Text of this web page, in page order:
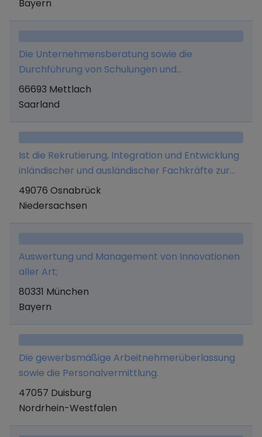
Bayern
Die Unternehmensberatung sowie die
Durchführung von Schulungen und
Qualitätssicherungsarbeiten
66693 Mettlach
Saarland
Ist die Rekrutierung, Integration und Entwicklung
inländischer und ausländischer Fachkräfte zur
nachhaltigen Stellenbesetzung sowie die
einhergehende Entwicklung einer digitalen
49076 Osnabrück
Niedersachsen
Auswertung und Management von Innovationen
aller Art;
80331 München
Bayern
Die gewerbsmäßige Arbeitnehmerüberlassung
sowie die Personalvermittlung.
47057 Duisburg
Nordrhein-Westfalen